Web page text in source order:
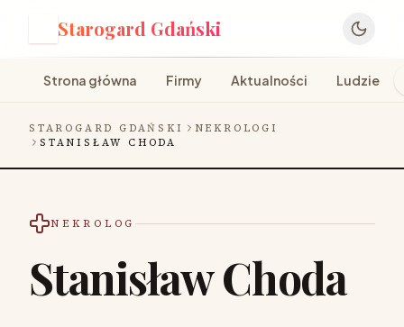
Starogard Gdański
Strona główna Firmy Aktualności Ludzie
STAROGARD GDAŃSKI
NEKROLOGI
STANISŁAW CHODA
NEKROLOG
Stanisław Choda